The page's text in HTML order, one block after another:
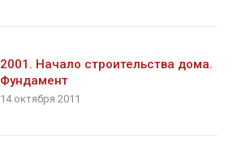
2001. Начало строительства дома.
Фундамент
14 октября 2011